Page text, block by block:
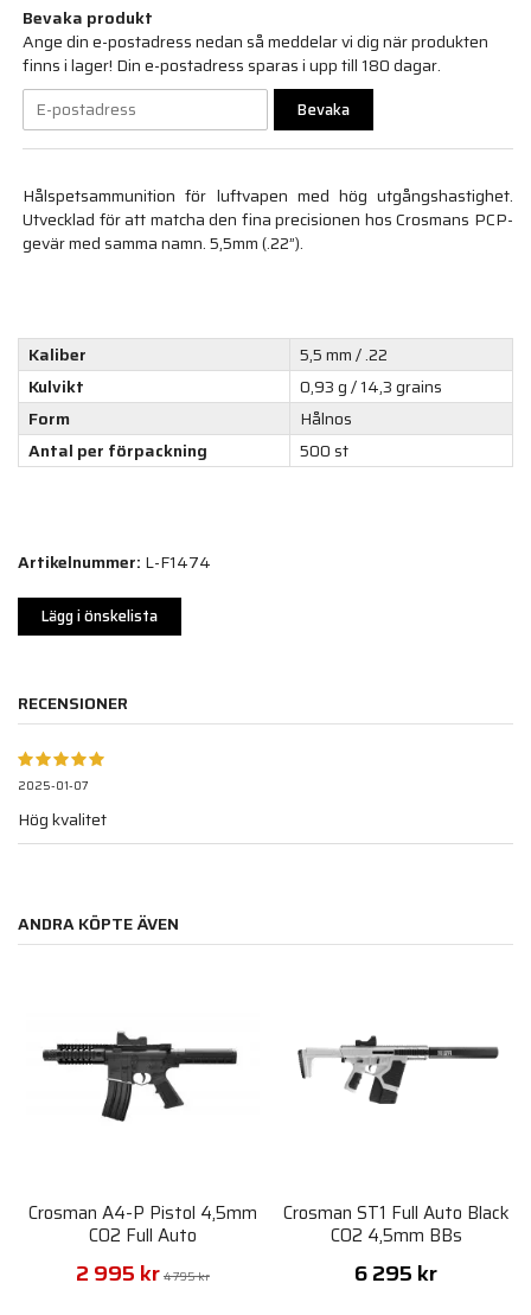
Bevaka produkt
Ange din e-postadress nedan så meddelar vi dig när produkten
finns i lager! Din e-postadress sparas i upp till 180 dagar.
Bevaka
Hålspetsammunition för luftvapen med hög utgångshastighet.
Utvecklad för att matcha den fina precisionen hos Crosmans PCP-
gevär med samma namn. 5,5mm (.22”).
Kaliber
5,5 mm / .22
Kulvikt
0,93 g / 14,3 grains
Form
Hålnos
Antal per förpackning
500 st
Artikelnummer: L-F1474
Lägg i önskelista
RECENSIONER
2025-01-07
Hög kvalitet
ANDRA KÖPTE ÄVEN
Crosman A4-P Pistol 4,5mm
CO2 Full Auto
2 995 kr 4 795 kr
Crosman ST1 Full Auto Black
CO2 4,5mm BBs
6 295 kr